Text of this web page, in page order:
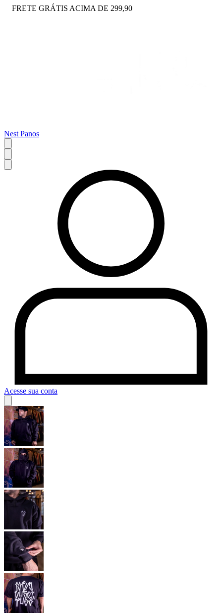
FRETE GRÁTIS ACIMA DE 299,90
Nest Panos
Acesse sua conta